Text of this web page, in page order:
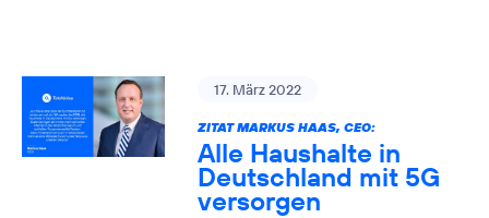
17. März 2022
ZITAT MARKUS HAAS, CEO:
Alle Haushalte in
Deutschland mit 5G
versorgen